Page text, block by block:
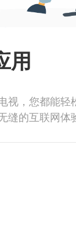
用
，您都能轻
的互联网体